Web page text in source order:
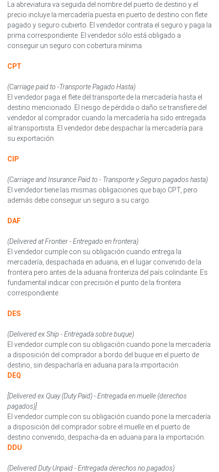
La abreviatura va seguida del nombre del puerto de destino y el
precio incluye la mercadería puesta en puerto de destino con flete
pagado y seguro cubierto. El vendedor contrata el seguro y paga la
prima correspondiente. El vendedor sólo está obligado a
conseguir un seguro con cobertura mínima.
CPT
(Carriage paid to -Transporte Pagado Hasta)
El vendedor paga el flete del transporte de la mercadería hasta el
destino mencionado. El riesgo de pérdida o daño se transfiere del
vendedor al comprador cuando la mercadería ha sido entregada
al transportista. El vendedor debe despachar la mercadería para
su exportación.
CIP
(Carriage and Insurance Paid to - Transporte y Seguro pagados hasta)
El vendedor tiene las mismas obligaciones que bajo CPT, pero
además debe conseguir un seguro a su cargo.
DAF
(Delivered at Frontier - Entregado en frontera)
El vendedor cumple con su obligación cuando entrega la
mercadería, despachada en aduana, en el lugar convenido de la
frontera pero antes de la aduana fronteriza del país colindante. Es
fundamental indicar con precisión el punto de la frontera
correspondiente.
DES
(Delivered ex Ship - Entregada sobre buque)
El vendedor cumple con su obligación cuando pone la mercadería
a disposición del comprador a bordo del buque en el puerto de
destino, sin despacharla en aduana para la importación.
DEQ
[Delivered ex Quay (Duty Paid) - Entregada en muelle (derechos
pagados)]
El vendedor cumple con su obligación cuando pone la mercadería
a disposición del comprador sobre el muelle en el puerto de
destino convenido, despacha-da en aduana para la importación.
DDU
(Delivered Duty Unpaid - Entregada derechos no pagados)